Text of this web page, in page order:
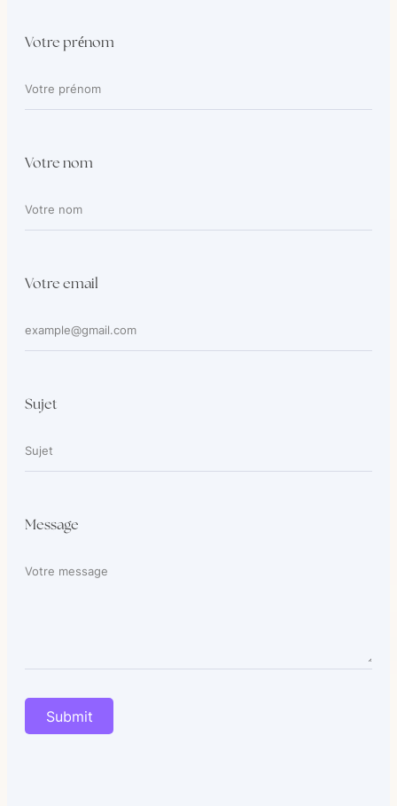
Votre prénom
Votre nom
Votre email
Sujet
Message
Submit